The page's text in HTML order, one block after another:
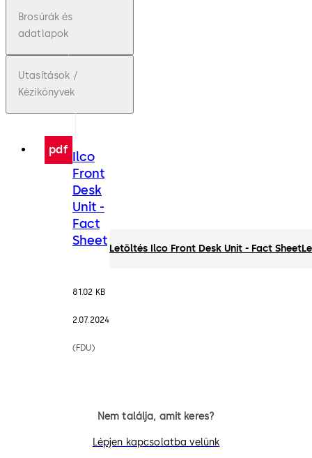
Brosúrák és
adatlapok
Utasítások /
Kézikönyvek
pdf Ilco
Front
Desk
Unit -
Fact
Sheet
81.02 KB
2.07.2024
(FDU)
Letöltés Ilco Front Desk Unit - Fact Sheet
Nem találja, amit keres?
Lépjen kapcsolatba velünk